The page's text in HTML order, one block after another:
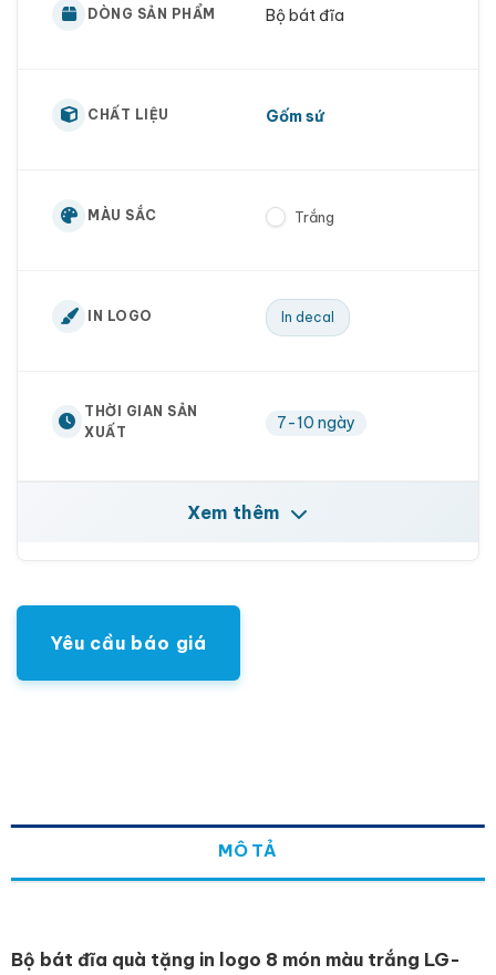
DÒNG SẢN PHẨM Bộ bát đĩa
CHẤT LIỆU Gốm sứ
MÀU SẮC Trắng
IN LOGO In decal
THỜI GIAN SẢN
XUẤT
7-10 ngày
Xem thêm
Yêu cầu báo giá
MÔ TẢ
Bộ bát đĩa quà tặng in logo 8 món màu trắng LG-